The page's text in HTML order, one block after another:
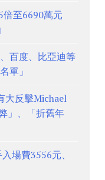
倍至6690萬元
百度、比亞迪等
單」
反擊Michael
」、「折舊年
場費3556元、